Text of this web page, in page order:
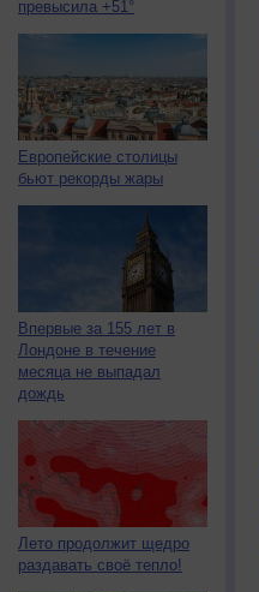
превысила +51°
Европейские столицы
бьют рекорды жары
Впервые за 155 лет в
Лондоне в течение
месяца не выпадал
дождь
Лето продолжит щедро
раздавать своё тепло!